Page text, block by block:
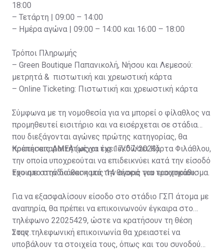
18:00
– Τετάρτη | 09:00 – 14:00
– Ημέρα αγώνα | 09:00 – 14:00 και 16:00 – 18:00
Τρόποι Πληρωμής
– Green Boutique Παπανικολή, Νήσου και Λεμεσού:
μετρητά & πιστωτική και χρεωστική κάρτα
– Online Ticketing: Πιστωτική και χρεωστική κάρτα
Σύμφωνα με τη νομοθεσία για να μπορεί ο φίλαθλος να
προμηθευτεί εισιτήριο και να εισέρχεται σε στάδια
που διεξάγονται αγώνες πρώτης κατηγορίας, θα
πρέπει απαραιτήτως να έχει εκδώσει Κάρτα Φιλάθλου,
την οποία υποχρεούται να επιδεικνύει κατά την είσοδό
του στο στάδιο και κατά την αγορά του εισιτηρίου.
Κρατήσεις ΑΜΕΑ (μέχρι τις 17/07/2023)
Έχουμε στην διάθεση μας 14 θέσεις για τροχοκάθισμα.
Για να εξασφαλίσουν είσοδο στο στάδιο ΓΣΠ άτομα με
αναπηρία, θα πρέπει να επικοινωνούν έγκαιρα στο
τηλέφωνο 22025429, ώστε να κρατήσουν τη θέση
τους.
Στην τηλεφωνική επικοινωνία θα χρειαστεί να
υποβάλουν τα στοιχεία τους, όπως και του συνοδού